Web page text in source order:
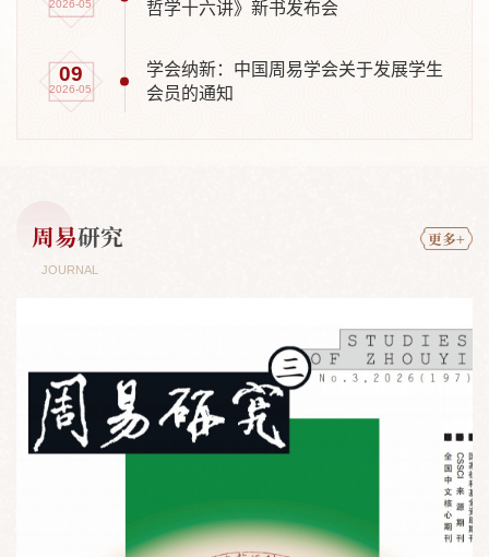
2026-05 哲学十六讲》新书发布会
09
2026-05
学会纳新：中国周易学会关于发展学生
会员的通知
周易研究
JOURNAL
更多+